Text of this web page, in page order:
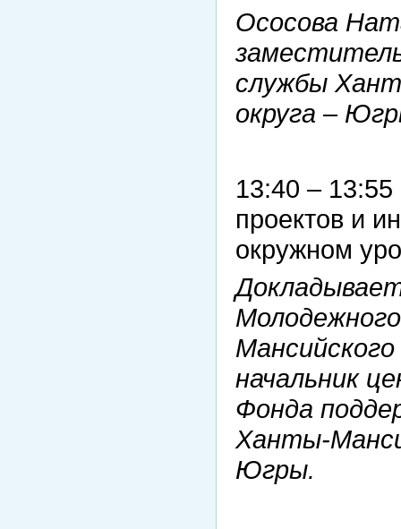
Ососова
службы
округа –
13:40 –
проектов и
окружном
начальник
Фонда
Ханты-
Югры.